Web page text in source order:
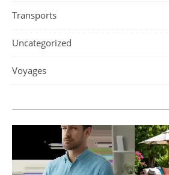
Transports
Uncategorized
Voyages